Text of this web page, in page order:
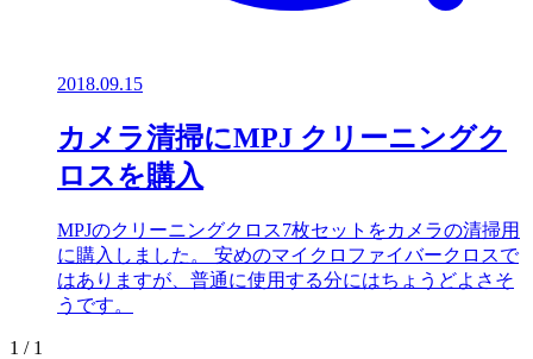
2018.09.15
カメラ清掃にMPJ クリーニングク
ロスを購入
MPJのクリーニングクロス7枚セットをカメラの清掃用
に購入しました。 安めのマイクロファイバークロスで
はありますが、普通に使用する分にはちょうどよさそ
うです。
1 / 1